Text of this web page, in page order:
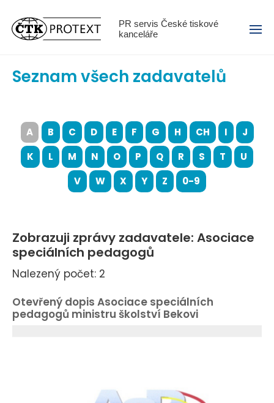
PR servis České tiskové
kanceláře
Menu
Seznam všech zadavatelů
A B C D E F G H CH I
J
K
L M N O P Q R S T
U
V
W X Y Z 0-9
Zobrazuji zprávy zadavatele: Asociace
speciálních pedagogů
Nalezený počet: 2
Otevřený dopis Asociace speciálních
pedagogů ministru školství Bekovi